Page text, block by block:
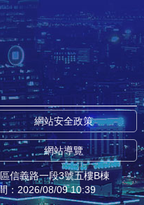
網站安全政策
網站導覽
信義路一段3號五樓B棟
：2026/08/09 10:39